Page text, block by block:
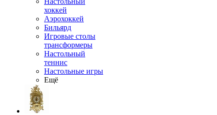
хоккей
Аэрохоккей
Бильярд
Игровые столы
трансформеры
Настольный
теннис
Настольные игры
Ещё